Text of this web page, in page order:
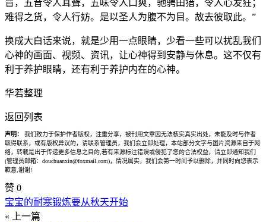
盲，五音令人耳聋，五味令人口爽，驰骋田猎，令人心发狂；
难得之货，令人行妨。是以圣人为腹不为目。故去彼取此。”
换成大白话来说，就是少用一点眼睛，少看一些可以扰乱我们
心神的画面、视频、资讯，让心神得到安静与休息。这不仅有
利于养护眼睛，还有利于养护内在的心神。
华若整理
返回列表
声明：
我们致力于保护作者版权，注重分享，被刊用文章因无法核实真实出处，未能及时与作者
取得联系，或有版权异议的，请联系管理员，我们会立即处理，本站部分文字与图片资源来自于网
络，转载是出于传递更多信息之目的,若有来源标注错误或侵犯了您的合法权益，请立即通知我们
(管理员邮箱：douchuanxin@foxmail.com)，情况属实，我们会第一时间予以删除，并同时向您表示
歉意,谢谢!
赞 0
宝宝的耐寒锻炼要从秋天开始
« 上一篇